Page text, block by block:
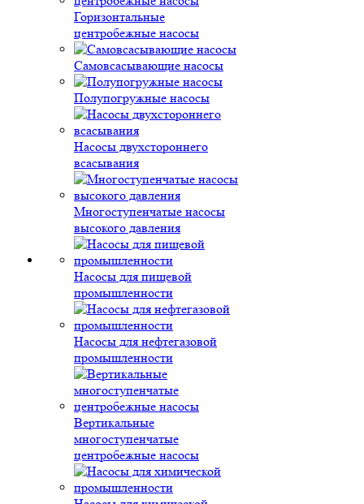
Горизонтальные
центробежные насосы
Самовсасывающие насосы
Полупогружные насосы
Насосы двухстороннего
всасывания
Многоступенчатые насосы
высокого давления
Насосы для пищевой
промышленности
Насосы для нефтегазовой
промышленности
Вертикальные
многоступенчатые
центробежные насосы